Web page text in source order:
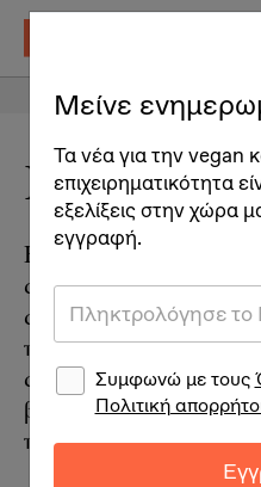
Βιταμίνη
Η B12 είναι μια
από ζώα (ανθρώπινα ή
από βακτήρια. Λόγω
πιο καθαρές
αποφεύγουμε να
βακτήρια, μεταξύ των
παράγουν B12.
Μείνε
Τα νέα για την vegan
επιχειρηματικότητα
εξελίξεις στην χώρα
εγγραφή.
Συμφωνώ με τους
Πολιτική